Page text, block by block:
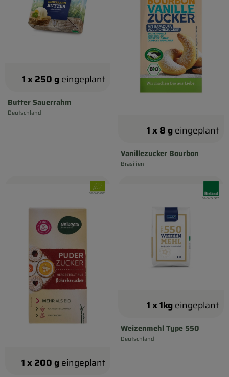
Butter Sauerrahm
, Herkunft:
Deutschland
1 x 250 geingeplant
Vanillezucker Bourbon
, Herkunft:
Brasilien
1 x 8 geingeplant
1 x 200 geingeplant
, Verband:
, Kontrollstelle:
DE-ÖKO-001
Weizenmehl Type 550
, Herkunft:
Deutschland
1 x 1kgeingeplant
, Kontrollstelle:
DE-ÖKO-007